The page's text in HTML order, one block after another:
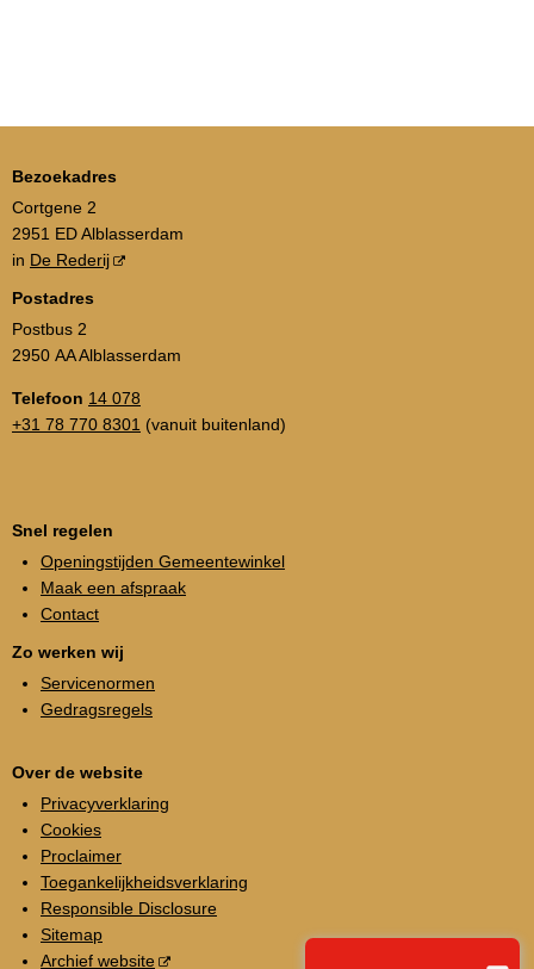
Bezoekadres
Cortgene 2
2951 ED Alblasserdam
in De Rederij
Postadres
Postbus 2
2950 AA Alblasserdam
Telefoon 14 078
+31 78 770 8301 (vanuit buitenland)
Snel regelen
Openingstijden Gemeentewinkel
Maak een afspraak
Contact
Zo werken wij
Servicenormen
Gedragsregels
Over de website
Privacyverklaring
Cookies
Proclaimer
Toegankelijkheidsverklaring
Responsible Disclosure
Sitemap
Archief website